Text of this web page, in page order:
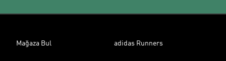
Mağaza Bul adidas Runners